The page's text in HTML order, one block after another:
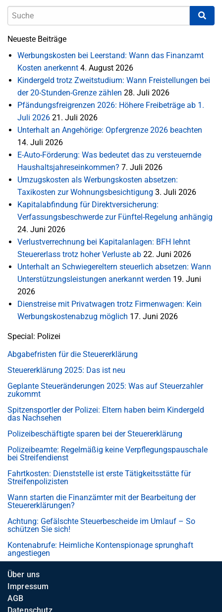
Neueste Beiträge
Werbungskosten bei Leerstand: Wann das Finanzamt
Kosten anerkennt 4. August 2026
Kindergeld trotz Zweitstudium: Wann Freistellungen bei
der 20-Stunden-Grenze zählen 28. Juli 2026
Pfändungsfreigrenzen 2026: Höhere Freibeträge ab 1.
Juli 2026 21. Juli 2026
Unterhalt an Angehörige: Opfergrenze 2026 beachten
14. Juli 2026
E-Auto-Förderung: Was bedeutet das zu versteuernde
Haushaltsjahreseinkommen? 7. Juli 2026
Umzugskosten als Werbungskosten absetzen:
Taxikosten zur Wohnungsbesichtigung 3. Juli 2026
Kapitalabfindung für Direktversicherung:
Verfassungsbeschwerde zur Fünftel-Regelung anhängig
24. Juni 2026
Verlustverrechnung bei Kapitalanlagen: BFH lehnt
Steuererlass trotz hoher Verluste ab 22. Juni 2026
Unterhalt an Schwiegereltern steuerlich absetzen: Wann
Unterstützungsleistungen anerkannt werden 19. Juni
2026
Dienstreise mit Privatwagen trotz Firmenwagen: Kein
Werbungskostenabzug möglich 17. Juni 2026
Special: Polizei
Abgabefristen für die Steuererklärung
Steuererklärung 2025: Das ist neu
Geplante Steueränderungen 2025: Was auf Steuerzahler
zukommt
Spitzensportler der Polizei: Eltern haben beim Kindergeld
das Nachsehen
Polizeibeschäftigte sparen bei der Steuererklärung
Polizeibeamte: Regelmäßig keine Verpflegungspauschale
bei Streifendienst
Fahrtkosten: Dienststelle ist erste Tätigkeitsstätte für
Streifenpolizisten
Wann starten die Finanzämter mit der Bearbeitung der
Steuererklärungen?
Achtung: Gefälschte Steuerbescheide im Umlauf – So
schützen Sie sich!
Kontenabrufe: Heimliche Kontenspionage sprunghaft
angestiegen
Über uns
Impressum
AGB